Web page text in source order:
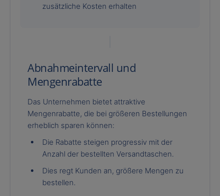
zusätzliche Kosten erhalten
Abnahmeintervall und
Mengenrabatte
Das Unternehmen bietet attraktive
Mengenrabatte, die bei größeren Bestellungen
erheblich sparen können:
Die Rabatte steigen progressiv mit der
Anzahl der bestellten Versandtaschen.
Dies regt Kunden an, größere Mengen zu
bestellen.